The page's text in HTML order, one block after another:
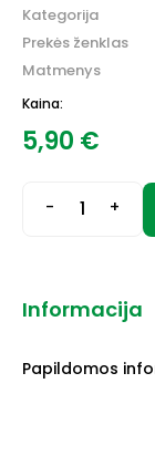
Kategorija
Prekės ženklas
Matmenys
Kaina:
5,90 €
- +
Informacija
Papildomos